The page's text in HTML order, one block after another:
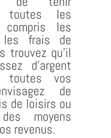
toutes les
compris les
les frais de
trouvez qu’il
d’argent
toutes vos
de
de loisirs ou
moyens
revenus.